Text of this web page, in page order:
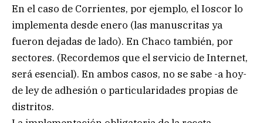
En el caso de Corrientes, por ejemplo, el Ioscor lo
implementa desde enero (las manuscritas ya
fueron dejadas de lado). En Chaco también, por
sectores. (Recordemos que el servicio de Internet,
será esencial). En ambos casos, no se sabe -a hoy-
de ley de adhesión o particularidades propias de
distritos.